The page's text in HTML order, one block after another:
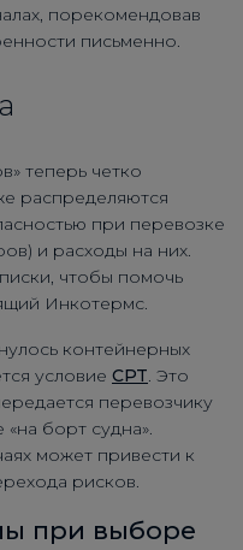
порекомендовав
письменно.
теперь четко
распределяются
при перевозке
и расходы на них.
чтобы помочь
Инкотермс.
контейнерных
условие CPT . Это
перевозчику
борт судна».
может привести к
рисков.
при выборе